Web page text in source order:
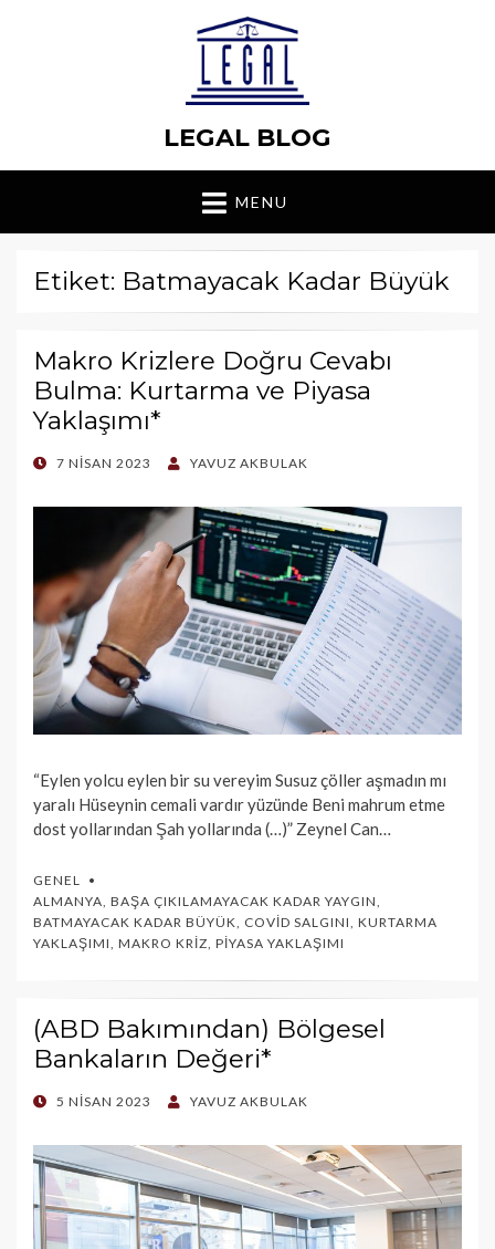
LEGAL BLOG
MENU
Etiket: Batmayacak Kadar Büyük
Makro Krizlere Doğru Cevabı
Bulma: Kurtarma ve Piyasa
Yaklaşımı*
POSTED
7 NISAN 2023 YAVUZ AKBULAK
“Eylen yolcu eylen bir su vereyim Susuz çöller aşmadın mı
yaralı Hüseynin cemali vardır yüzünde Beni mahrum etme
dost yollarından Şah yollarında (…)” Zeynel Can…
GENEL
ALMANYA, BAŞA ÇIKILAMAYACAK KADAR YAYGIN,
BATMAYACAK KADAR BÜYÜK, COVID SALGINI, KURTARMA
YAKLAŞIMI, MAKRO KRIZ, PIYASA YAKLAŞIMI
(ABD Bakımından) Bölgesel
Bankaların Değeri*
POSTED
5 NISAN 2023 YAVUZ AKBULAK